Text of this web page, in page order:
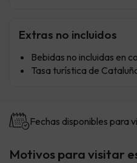
Extras no incluidos
Bebidas no incluidas en
Tasa turística de
Fechas disponibles para
Motivos para visitar